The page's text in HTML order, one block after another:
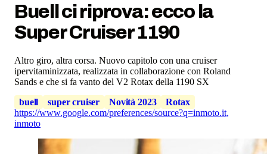
Buell ci riprova: ecco la
Super Cruiser 1190
Altro giro, altra corsa. Nuovo capitolo con una cruiser
ipervitaminizzata, realizzata in collaborazione con Roland
Sands e che si fa vanto del V2 Rotax della 1190 SX
buell
super cruiser Novità 2023
Rotax
https://www.google.com/preferences/source?q=inmoto.it,
inmoto